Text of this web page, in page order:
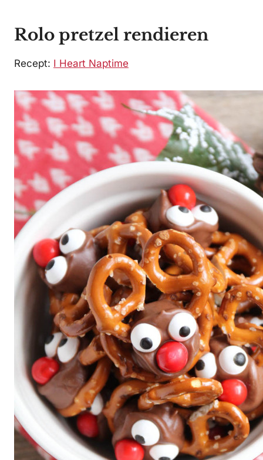
Rolo pretzel rendieren
Recept: I Heart Naptime